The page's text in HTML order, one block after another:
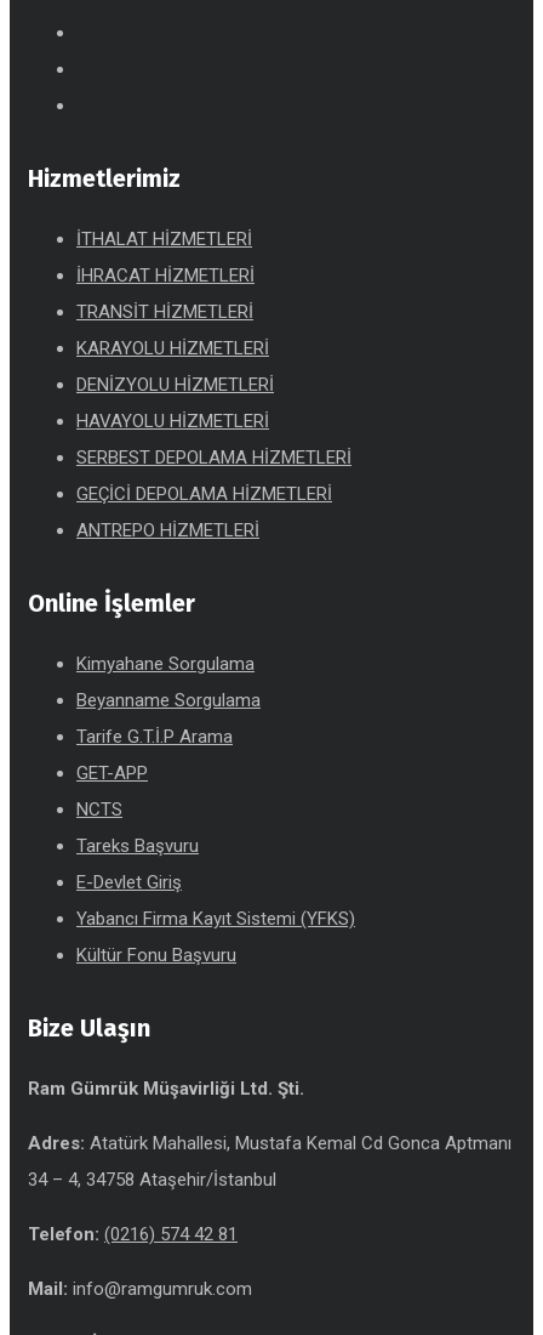
Hizmetlerimiz
İTHALAT HİZMETLERİ
İHRACAT HİZMETLERİ
TRANSİT HİZMETLERİ
KARAYOLU HİZMETLERİ
DENİZYOLU HİZMETLERİ
HAVAYOLU HİZMETLERİ
SERBEST DEPOLAMA HİZMETLERİ
GEÇİCİ DEPOLAMA HİZMETLERİ
ANTREPO HİZMETLERİ
Online İşlemler
Kimyahane Sorgulama
Beyanname Sorgulama
Tarife G.T.İ.P Arama
GET-APP
NCTS
Tareks Başvuru
E-Devlet Giriş
Yabancı Firma Kayıt Sistemi (YFKS)
Kültür Fonu Başvuru
Bize Ulaşın
Ram Gümrük Müşavirliği Ltd. Şti.
Adres: Atatürk Mahallesi, Mustafa Kemal Cd Gonca Aptmanı
34 – 4, 34758 Ataşehir/İstanbul
Telefon: (0216) 574 42 81
Mail: info@ramgumruk.com